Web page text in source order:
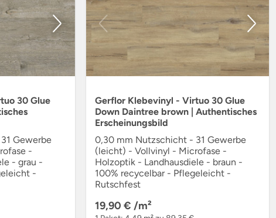
30 Glue
Gewerbe
-
- grau -
-
Gerflor Klebevinyl - Virtuo 30 Glue
Down Daintree brown | Authentisches
Erscheinungsbild
0,30 mm Nutzschicht - 31 Gewerbe
(leicht) - Vollvinyl - Microfase -
Holzoptik - Landhausdiele - braun -
100% recycelbar - Pflegeleicht -
Rutschfest
19,90 € /m²